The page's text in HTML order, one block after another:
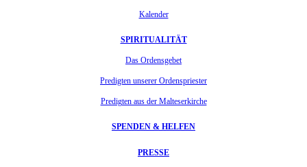
Kalender
SPIRITUALITÄT
Das Ordensgebet
Predigten unserer Ordenspriester
Predigten aus der Malteserkirche
SPENDEN & HELFEN
PRESSE